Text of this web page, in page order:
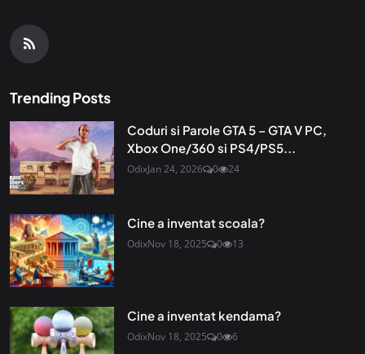
Trending Posts
Coduri si Parole GTA 5 – GTA V PC,
Xbox One/360 si PS4/PS5...
OdixJan 24, 2026 0 24
Cine a inventat scoala?
OdixNov 18, 2025 0 13
Cine a inventat kendama?
OdixNov 18, 2025 0 6